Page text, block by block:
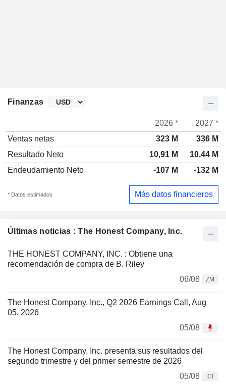
Últimas noticias : The Honest Company, Inc.
THE HONEST COMPANY, INC. : Obtiene una
recomendación de compra de B. Riley
06/08
ZM
The Honest Company, Inc., Q2 2026 Earnings Call, Aug
05, 2026
05/08
The Honest Company, Inc. presenta sus resultados del
segundo trimestre y del primer semestre de 2026
05/08
CI
Finanzas
2026 *
2027 *
Ventas netas
323 M
336 M
Resultado Neto
10,91 M
10,44 M
Endeudamiento Neto
-107 M -132 M
* Datos estimados Más datos financieros